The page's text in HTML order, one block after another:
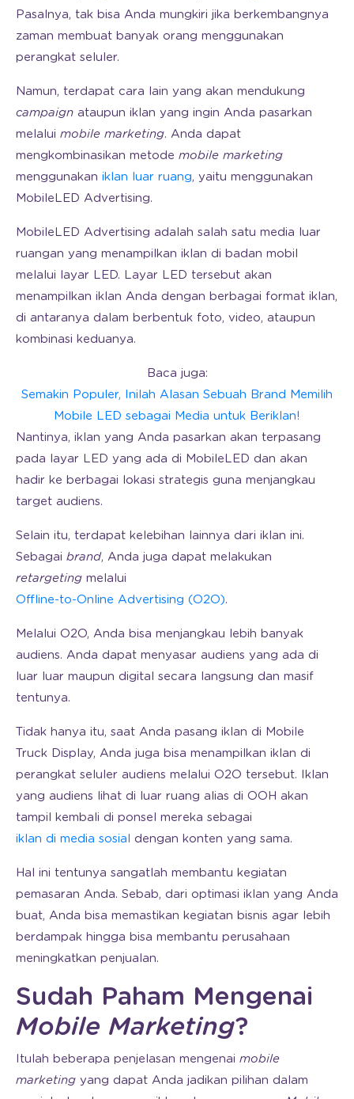
Pasalnya, tak bisa Anda mungkiri jika berkembangnya
zaman membuat banyak orang menggunakan
perangkat seluler.
Namun, terdapat cara lain yang akan mendukung
campaign ataupun iklan yang ingin Anda pasarkan
melalui mobile marketing. Anda dapat
mengkombinasikan metode mobile marketing
menggunakan iklan luar ruang, yaitu menggunakan
MobileLED Advertising.
MobileLED Advertising adalah salah satu media luar
ruangan yang menampilkan iklan di badan mobil
melalui layar LED. Layar LED tersebut akan
menampilkan iklan Anda dengan berbagai format iklan,
di antaranya dalam berbentuk foto, video, ataupun
kombinasi keduanya.
Baca juga:
Semakin Populer, Inilah Alasan Sebuah Brand Memilih
Mobile LED sebagai Media untuk Beriklan!
Nantinya, iklan yang Anda pasarkan akan terpasang
pada layar LED yang ada di MobileLED dan akan
hadir ke berbagai lokasi strategis guna menjangkau
target audiens.
Selain itu, terdapat kelebihan lainnya dari iklan ini.
Sebagai brand, Anda juga dapat melakukan
retargeting melalui
Offline-to-Online Advertising (O2O).
Melalui O2O, Anda bisa menjangkau lebih banyak
audiens. Anda dapat menyasar audiens yang ada di
luar luar maupun digital secara langsung dan masif
tentunya.
Tidak hanya itu, saat Anda pasang iklan di Mobile
Truck Display, Anda juga bisa menampilkan iklan di
perangkat seluler audiens melalui O2O tersebut. Iklan
yang audiens lihat di luar ruang alias di OOH akan
tampil kembali di ponsel mereka sebagai
iklan di media sosial dengan konten yang sama.
Hal ini tentunya sangatlah membantu kegiatan
pemasaran Anda. Sebab, dari optimasi iklan yang Anda
buat, Anda bisa memastikan kegiatan bisnis agar lebih
berdampak hingga bisa membantu perusahaan
meningkatkan penjualan.
Sudah Paham Mengenai
Mobile Marketing?
Itulah beberapa penjelasan mengenai mobile
marketing yang dapat Anda jadikan pilihan dalam